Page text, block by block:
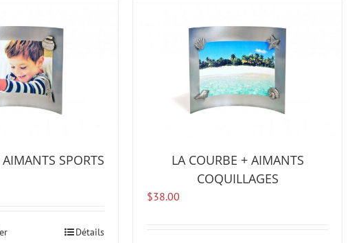
SPORTS
Détails
LA COURBE + AIMANTS
COQUILLAGES
$38.00